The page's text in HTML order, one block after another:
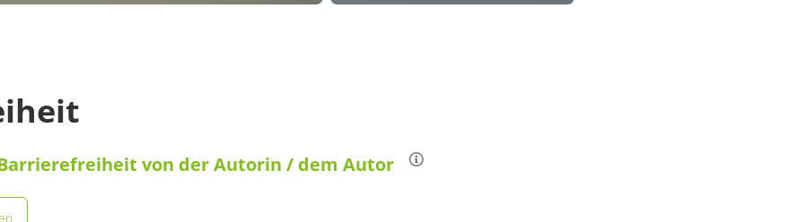
von der Autorin / dem Autor